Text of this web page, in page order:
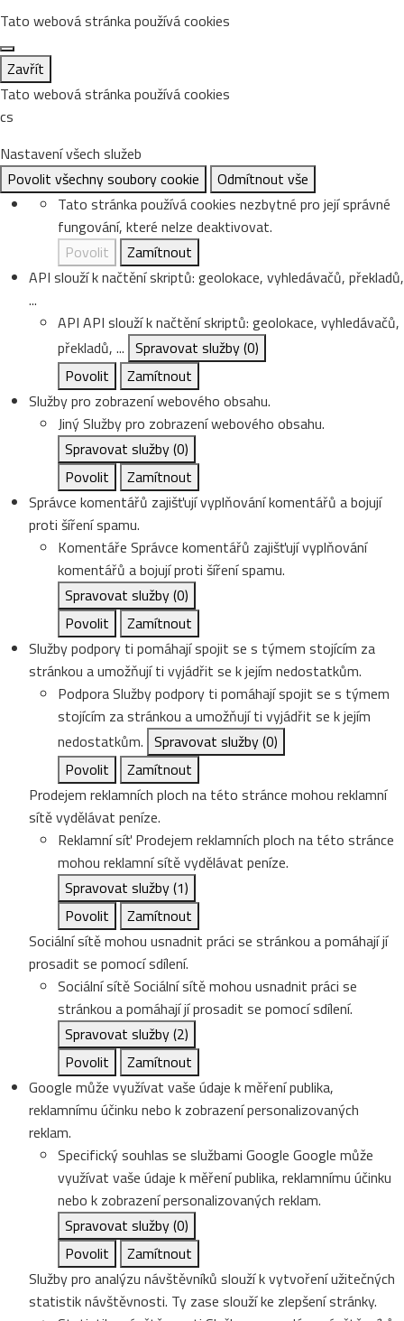
Tato webová stránka používá cookies
Zavřít
Tato webová stránka používá cookies
cs
Nastavení všech služeb
Povolit všechny soubory cookie
Odmítnout vše
Tato stránka používá cookies nezbytné pro její správné
fungování, které nelze deaktivovat.
Povolit
Zamítnout
API slouží k načtění skriptů: geolokace, vyhledávačů, překladů,
...
API API slouží k načtění skriptů: geolokace, vyhledávačů,
překladů, ... Spravovat služby(0)
Povolit
Zamítnout
Služby pro zobrazení webového obsahu.
JinýSlužby pro zobrazení webového obsahu.
Spravovat služby(0)
Povolit
Zamítnout
Správce komentářů zajišťují vyplňování komentářů a bojují
proti šíření spamu.
Komentáře Správce komentářů zajišťují vyplňování
komentářů a bojují proti šíření spamu.
Spravovat služby(0)
Povolit
Zamítnout
Služby podpory ti pomáhají spojit se s týmem stojícím za
stránkou a umožňují ti vyjádřit se k jejím nedostatkům.
PodporaSlužby podpory ti pomáhají spojit se s týmem
stojícím za stránkou a umožňují ti vyjádřit se k jejím
nedostatkům. Spravovat služby(0)
Povolit
Zamítnout
Prodejem reklamních ploch na této stránce mohou reklamní
sítě vydělávat peníze.
Reklamní síť Prodejem reklamních ploch na této stránce
mohou reklamní sítě vydělávat peníze.
Spravovat služby(1)
Povolit
Zamítnout
Sociální sítě mohou usnadnit práci se stránkou a pomáhají jí
prosadit se pomocí sdílení.
Sociální sítěSociální sítě mohou usnadnit práci se
stránkou a pomáhají jí prosadit se pomocí sdílení.
Spravovat služby(2)
Povolit
Zamítnout
Google může využívat vaše údaje k měření publika,
reklamnímu účinku nebo k zobrazení personalizovaných
reklam.
Specifický souhlas se službami Google Google může
využívat vaše údaje k měření publika, reklamnímu účinku
nebo k zobrazení personalizovaných reklam.
Spravovat služby(0)
Povolit
Zamítnout
Služby pro analýzu návštěvníků slouží k vytvoření užitečných
statistik návštěvnosti. Ty zase slouží ke zlepšení stránky.